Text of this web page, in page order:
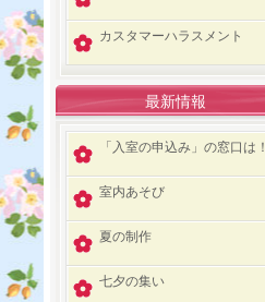
カスタマーハラスメント
最新情報
「入室の申込み」の窓口は！
室内あそび
夏の制作
七夕の集い